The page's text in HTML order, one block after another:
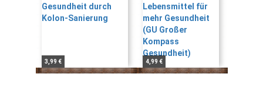
3,99 €
Kompass
Gesundheit)
4,99 €